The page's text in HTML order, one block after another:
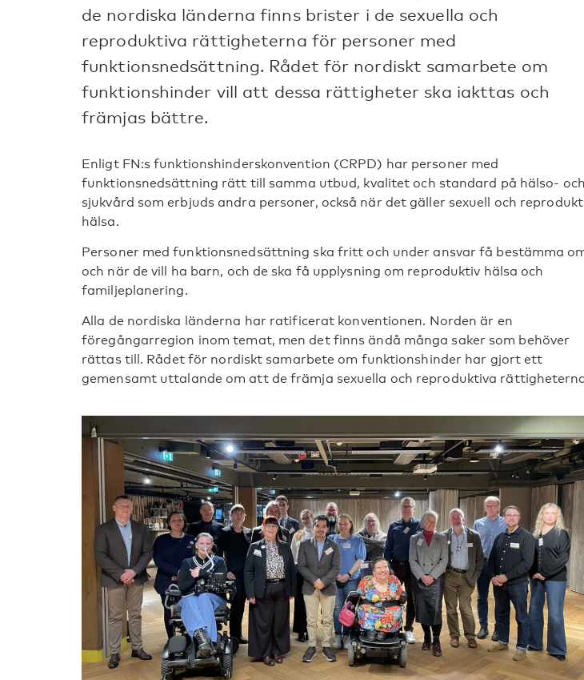
de nordiska länderna finns brister i de sexuella och
reproduktiva rättigheterna för personer med
funktionsnedsättning. Rådet för nordiskt samarbete om
funktionshinder vill att dessa rättigheter ska iakttas och
främjas bättre.
Enligt FN:s funktionshinderskonvention (CRPD) har personer med
funktionsnedsättning rätt till samma utbud, kvalitet och standard på hälso- och
sjukvård som erbjuds andra personer, också när det gäller sexuell och
hälsa.
Personer med funktionsnedsättning ska fritt och under ansvar få bestämma
och när de vill ha barn, och de ska få upplysning om reproduktiv hälsa och
familjeplanering.
Alla de nordiska länderna har ratificerat konventionen. Norden är en
föregångarregion inom temat, men det finns ändå många saker som behöver
rättas till. Rådet för nordiskt samarbete om funktionshinder har gjort ett
gemensamt uttalande om att de främja sexuella och reproduktiva